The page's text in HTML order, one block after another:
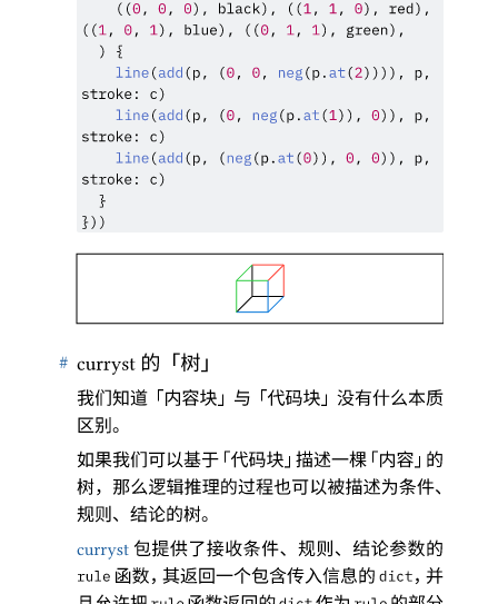
( (0 , 0 , 0 ) , black) , ( (1 , 1 , 0) , red) ,
( (1 , 0 , 1) , blue ) , ( ( 0, 1 , 1) , green) ,
)
{
line (add ( p , (0 , 0 , neg (p .at(2) ) ) ) , p ,
stroke : c )
line ( add ( p , ( 0 , neg ( p . at (1) ) , 0 ) ) , p ,
stroke : c )
line ( add ( p , (neg (p. at (0) ) , 0 , 0 ) ) , p ,
stroke : c )
}
} ) )
# curryst的 「 树」
我们知道 「 内容块」 与 「 代码块」 没有什么本质
区别。
如果我们可以基于 「 代码块」 描述一棵 「 内容」 的
树， 那么逻辑推理的过程也可以被描述为条件、
规则、 结论的树。
curryst 包提供了接收条件、 规则、 结论参数的
rule 函数， 其返回一个包含传入信息的 dict ， 并